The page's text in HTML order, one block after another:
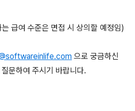
급여 수준은 면접 시 상의할 예정임)
으로 궁금하신
문하여 주시기 바랍니다.